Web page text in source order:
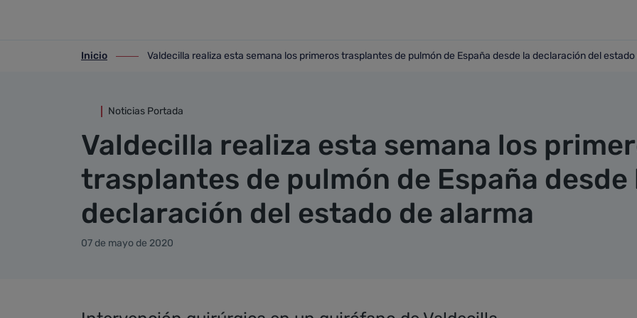
ir-a inicio
Inicio
ir-a Valdecilla realiza esta semana los primeros trasplantes de pulmón de España desde la
Valdecilla realiza esta semana los primeros trasplantes de pulmón de España desde la declaración del estado
Noticias Portada
Valdecilla realiza esta semana los
trasplantes de pulmón de España desde
declaración del estado de alarma
07 de mayo de 2020